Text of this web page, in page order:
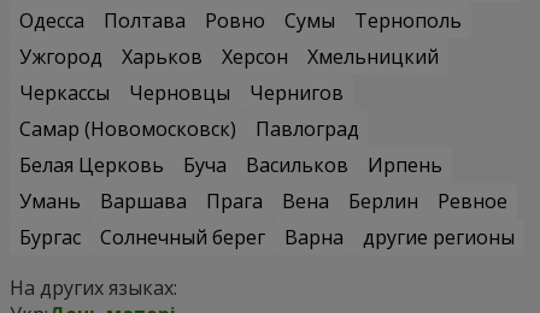
Одесса
Полтава Ровно Сумы
Тернополь
Ужгород
Харьков Херсон
Хмельницкий
Черкассы
Черновцы
Чернигов
Самар (Новомосковск)
Павлоград
Белая Церковь
Буча Васильков
Ирпень
Умань
Варшава Прага Вена Берлин
Ревное
Бургас
Солнечный берег Варна
другие регионы
На других языках: